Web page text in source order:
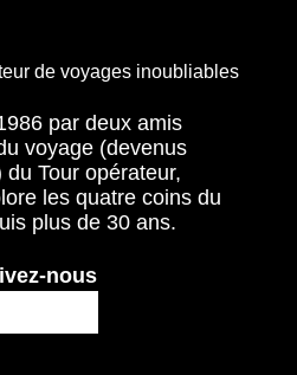
par deux amis
voyage (devenus
du Tour opérateur,
les quatre coins du
plus de 30 ans.
nous